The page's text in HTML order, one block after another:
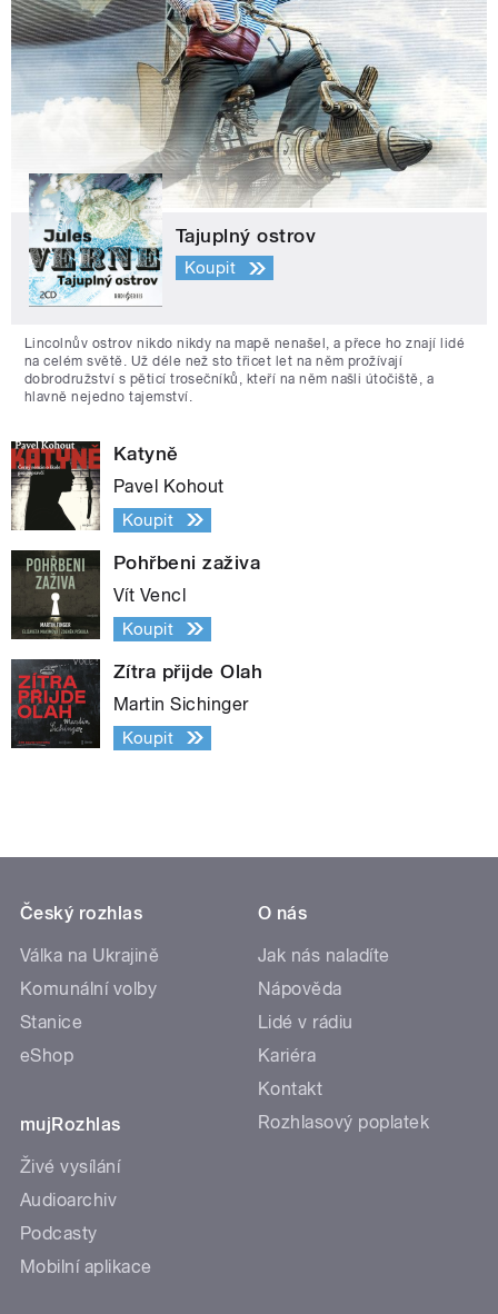
Tajuplný ostrov
Koupit
Lincolnův ostrov nikdo nikdy na mapě nenašel, a přece ho znají lidé
na celém světě. Už déle než sto třicet let na něm prožívají
dobrodružství s pěticí trosečníků, kteří na něm našli útočiště, a
hlavně nejedno tajemství.
Katyně
Pavel Kohout
Koupit
Pohřbeni zaživa
Vít Vencl
Koupit
Zítra přijde Olah
Martin Sichinger
Koupit
Český rozhlas
Válka na Ukrajině
Komunální volby
Stanice
eShop
mujRozhlas
Živé vysílání
Audioarchiv
Podcasty
Mobilní aplikace
O nás
Jak nás naladíte
Nápověda
Lidé v rádiu
Kariéra
Kontakt
Rozhlasový poplatek